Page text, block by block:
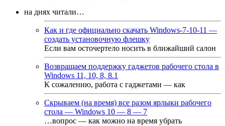
на днях читали…
Как и где официально скачать Windows-7-10-11 —
создать установочную флешку
Если вам осточертело носить в ближайший салон
Возвращаем поддержку гаджетов рабочего стола в
Windows 11, 10, 8, 8.1
К сожалению, работа с гаджетами — как
Скрываем (на время) все разом ярлыки рабочего
стола — Windows 10 — 8 — 7
…вопрос — как можно на время убрать